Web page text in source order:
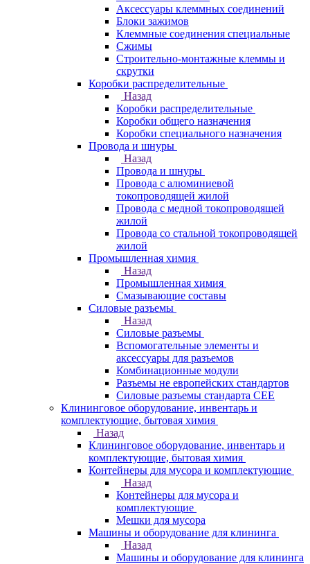
Аксессуары клеммных соединений
Блоки зажимов
Клеммные соединения специальные
Сжимы
Строительно-монтажные клеммы и
скрутки
Коробки распределительные
Назад
Коробки распределительные
Коробки общего назначения
Коробки специального назначения
Провода и шнуры
Назад
Провода и шнуры
Провода с алюминиевой
токопроводящей жилой
Провода с медной токопроводящей
жилой
Провода со стальной токопроводящей
жилой
Промышленная химия
Назад
Промышленная химия
Смазывающие составы
Силовые разъемы
Назад
Силовые разъемы
Вспомогательные элементы и
аксессуары для разъемов
Комбинационные модули
Разъемы не европейских стандартов
Силовые разъемы стандарта CEE
Клининговое оборудование, инвентарь и
комплектующие, бытовая химия
Назад
Клининговое оборудование, инвентарь и
комплектующие, бытовая химия
Контейнеры для мусора и комплектующие
Назад
Контейнеры для мусора и
комплектующие
Мешки для мусора
Машины и оборудование для клининга
Назад
Машины и оборудование для клининга